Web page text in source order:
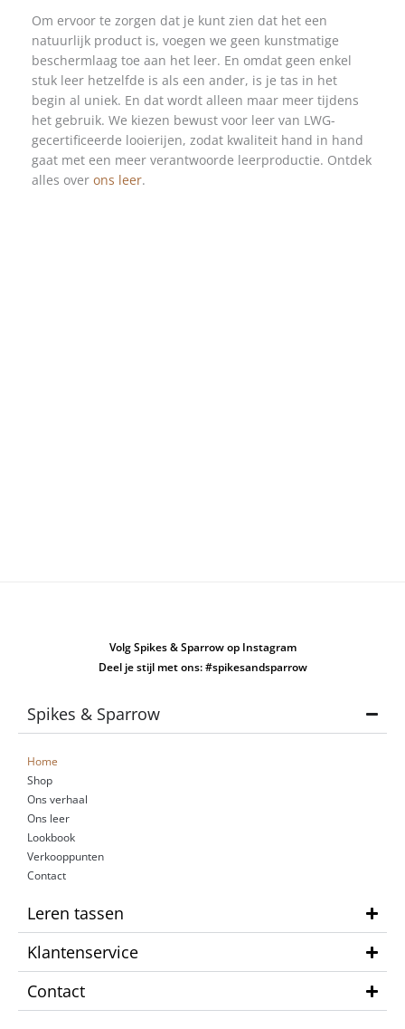
Om ervoor te zorgen dat je kunt zien dat het een
natuurlijk product is, voegen we geen kunstmatige
beschermlaag toe aan het leer. En omdat geen enkel
stuk leer hetzelfde is als een ander, is je tas in het
begin al uniek. En dat wordt alleen maar meer tijdens
het gebruik. We kiezen bewust voor leer van LWG-
gecertificeerde looierijen, zodat kwaliteit hand in hand
gaat met een meer verantwoorde leerproductie. Ontdek
alles over ons leer.
Volg Spikes & Sparrow op Instagram
Deel je stijl met ons: #spikesandsparrow
Spikes & Sparrow
Home
Shop
Ons verhaal
Ons leer
Lookbook
Verkooppunten
Contact
Leren tassen
Klantenservice
Contact